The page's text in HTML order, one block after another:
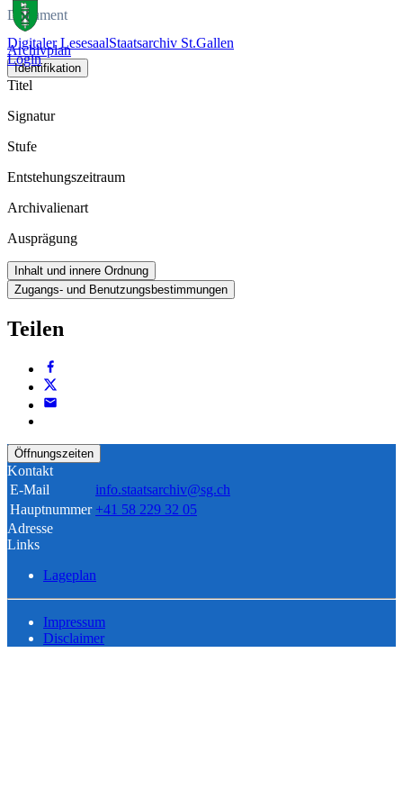
Digitaler LesesaalStaatsarchiv St.Gallen
Login
Dokument
Archivplan
Identifikation
Titel
Signatur
Stufe
Entstehungszeitraum
Archivalienart
Ausprägung
Inhalt und innere Ordnung
Zugangs- und Benutzungsbestimmungen
Teilen
Öffnungszeiten
Kontakt
E-Mail
info.staatsarchiv@sg.ch
Hauptnummer +41 58 229 32 05
Adresse
Links
Lageplan
Impressum
Disclaimer